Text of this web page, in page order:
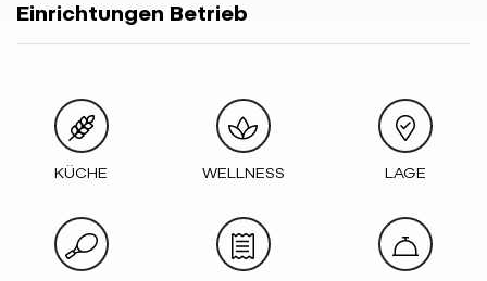
Einrichtungen Betrieb
KÜCHE WELLNESS LAGE